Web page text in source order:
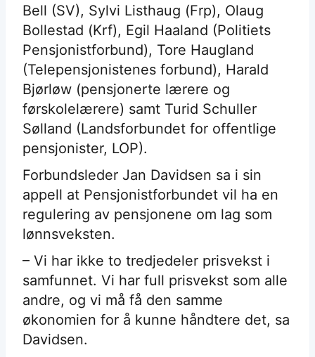
Bell (SV), Sylvi Listhaug (Frp), Olaug
Bollestad (Krf), Egil Haaland (Politiets
Pensjonistforbund), Tore Haugland
(Telepensjonistenes forbund), Harald
Bjørløw (pensjonerte lærere og
førskolelærere) samt Turid Schuller
Sølland (Landsforbundet for offentlige
pensjonister, LOP).
Forbundsleder Jan Davidsen sa i sin
appell at Pensjonistforbundet vil ha en
regulering av pensjonene om lag som
lønnsveksten.
– Vi har ikke to tredjedeler prisvekst i
samfunnet. Vi har full prisvekst som alle
andre, og vi må få den samme
økonomien for å kunne håndtere det, sa
Davidsen.